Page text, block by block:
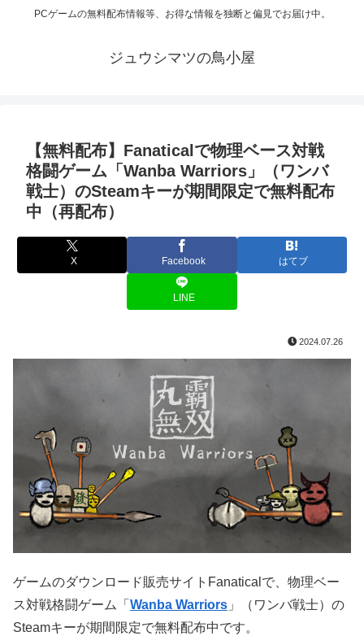
PCゲームの無料配布情報等、お得な情報を独断と偏見でお届け中。
ジュウシマツの鳥小屋
【無料配布】Fanaticalで物理ベース対戦
格闘ゲーム「Wanba Warriors」（ワンバ
戦士）のSteamキーが期間限定で無料配布
中（再配布）
X Facebook はてブ
LINE
2024.07.26
ゲームのダウンロード販売サイトFanaticalで、物理ベー
ス対戦格闘ゲーム「 Wanba Warriors 」（ワンバ戦士）の
Steamキーが期間限定で無料配布中です。